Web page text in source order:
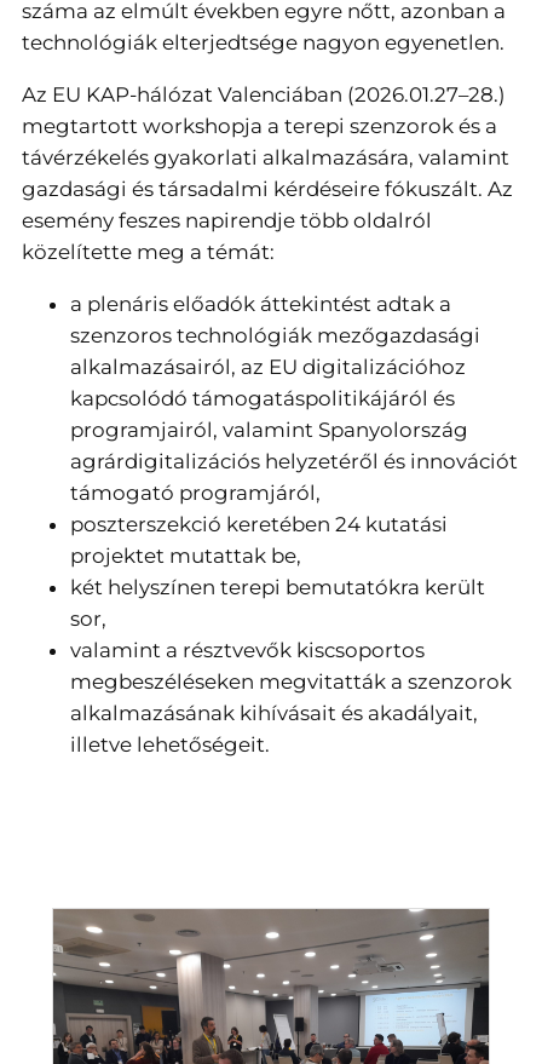
száma az elmúlt években egyre nőtt, azonban a
technológiák elterjedtsége nagyon egyenetlen.
Az EU KAP-hálózat Valenciában (2026.01.27–28.)
megtartott workshopja a terepi szenzorok és a
távérzékelés gyakorlati alkalmazására, valamint
gazdasági és társadalmi kérdéseire fókuszált. Az
esemény feszes napirendje több oldalról
közelítette meg a témát:
a plenáris előadók áttekintést adtak a
szenzoros technológiák mezőgazdasági
alkalmazásairól, az EU digitalizációhoz
kapcsolódó támogatáspolitikájáról és
programjairól, valamint Spanyolország
agrárdigitalizációs helyzetéről és innovációt
támogató programjáról,
poszterszekció keretében 24 kutatási
projektet mutattak be,
két helyszínen terepi bemutatókra került
sor,
valamint a résztvevők kiscsoportos
megbeszéléseken megvitatták a szenzorok
alkalmazásának kihívásait és akadályait,
illetve lehetőségeit.